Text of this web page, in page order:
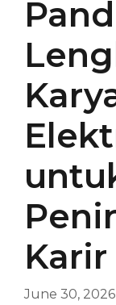
Karir
June 30, 2026